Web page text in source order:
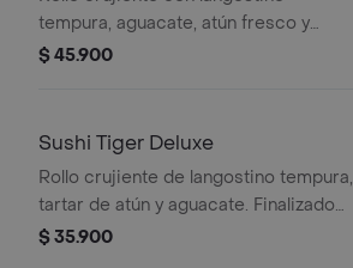
tempura, aguacate, atún fresco y
salsa acevichada con toques cítricos
$ 45.900
Sushi Tiger Deluxe
Rollo crujiente de langostino tempura,
tartar de atún y aguacate. Finalizado
con salsa de anguila, quinoa crocante,
$ 35.900